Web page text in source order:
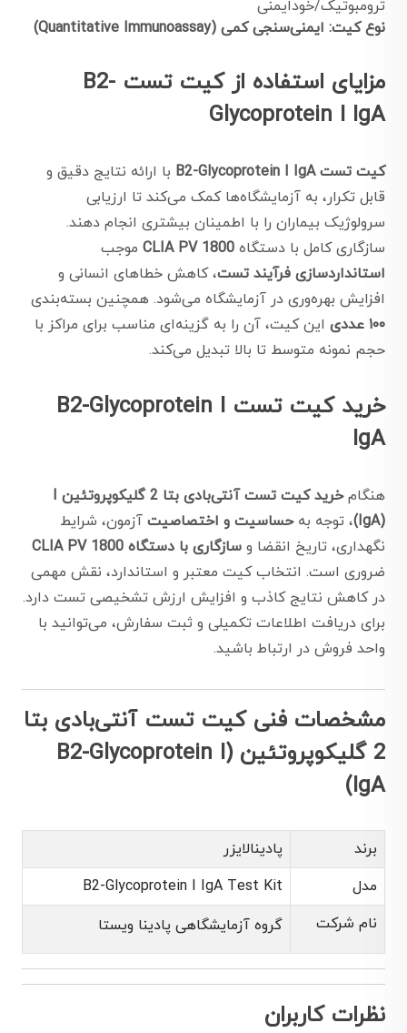
ترومبوتیک/خودایمنی
نوع کیت: ایمنی‌سنجی کمی (Quantitative Immunoassay)
مزایای استفاده از کیت تست B2-
Glycoprotein I IgA
کیت تست B2-Glycoprotein I IgA
با ارائه نتایج دقیق و
قابل تکرار، به آزمایشگاه‌ها کمک می‌کند تا ارزیابی
سرولوژیک بیماران را با اطمینان بیشتری انجام دهند.
سازگاری کامل با دستگاه CLIA PV 1800 موجب
استانداردسازی فرآیند تست، کاهش خطاهای انسانی و
افزایش بهره‌وری در آزمایشگاه می‌شود. همچنین بسته‌بندی
۱۰۰ عددی
این کیت، آن را به گزینه‌ای مناسب برای مراکز با
حجم نمونه متوسط تا بالا تبدیل می‌کند.
خرید کیت تست B2-Glycoprotein I
IgA
هنگام
خرید کیت تست آنتی‌بادی بتا 2 گلیکوپروتئین I
(IgA)، توجه بهحساسیت و اختصاصیت آزمون، شرایط
نگهداری، تاریخ انقضا و سازگاری با دستگاه CLIA PV 1800
ضروری است. انتخاب کیت معتبر و استاندارد، نقش مهمی
در کاهش نتایج کاذب و افزایش ارزش تشخیصی تست دارد.
برای دریافت اطلاعات تکمیلی و ثبت سفارش، می‌توانید با
واحد فروش در ارتباط باشید.
مشخصات فنی کیت تست آنتی‌بادی بتا
2 گلیکوپروتئین (B2-Glycoprotein I
IgA)
برند
پادینالایزر
مدل
B2-Glycoprotein I IgA Test Kit
نام شرکت
گروه آزمایشگاهی پادینا ویستا
نظرات کاربران